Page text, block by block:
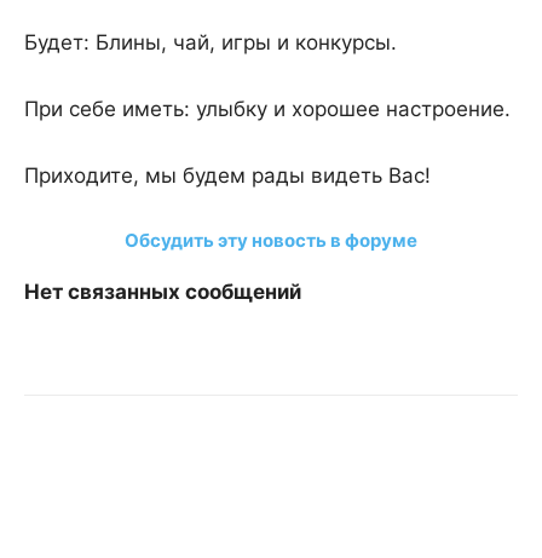
Будет: Блины, чай, игры и конкурсы.
При себе иметь: улыбку и хорошее настроение.
Приходите, мы будем рады видеть Вас!
Обсудить эту новость в форуме
Нет связанных сообщений